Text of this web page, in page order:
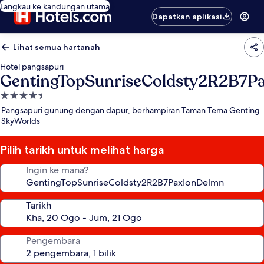
Langkau ke kandungan utama
Dapatkan aplikasi
Lihat semua hartanah
Hotel pangsapuri
Hartanah
4.5
bintang
Pangsapuri gunung dengan dapur, berhampiran Taman Tema Genting
SkyWorlds
Pilih tarikh untuk melihat harga
Ingin ke mana?
Tarikh
Pengembara